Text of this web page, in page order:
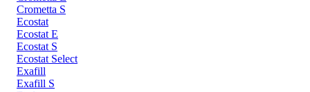
Crometta S
Ecostat
Ecostat E
Ecostat S
Ecostat Select
Exafill
Exafill S